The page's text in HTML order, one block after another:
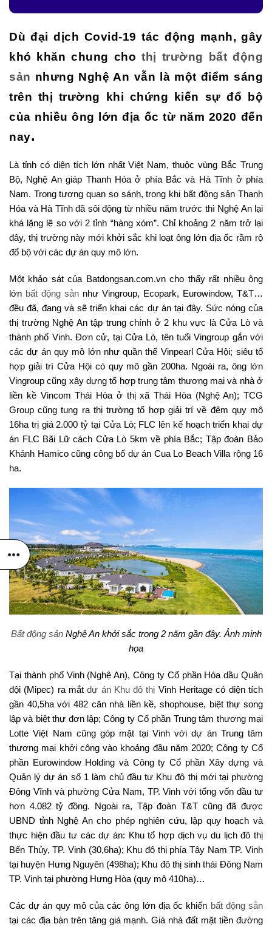
Dù đại dịch Covid-19 tác động mạnh, gây
khó khăn chung chothị trường bất động
sản nhưng Nghệ An vẫn là một điểm sáng
trên thị trường khi chứng kiến sự đổ bộ
của nhiều ông lớn địa ốc từ năm 2020 đến
nay.
Là tỉnh có diện tích lớn nhất Việt Nam, thuộc vùng Bắc Trung
Bộ, Nghệ An giáp Thanh Hóa ở phía Bắc và Hà Tĩnh ở phía
Nam. Trong tương quan so sánh, trong khi bất động sản Thanh
Hóa và Hà Tĩnh đã sôi động từ nhiều năm trước thì Nghệ An lại
khá lặng lẽ so với 2 tỉnh “hàng xóm”. Chỉ khoảng 2 năm trở lại
đây, thị trường này mới khởi sắc khi loạt ông lớn địa ốc rầm rộ
đổ bộ với các dự án quy mô lớn.
Một khảo sát của Batdongsan.com.vn cho thấy rất nhiều ông
lớn bất động sản như Vingroup, Ecopark, Eurowindow, T&T…
đều đã, đang và sẽ triển khai các dự án tại đây. Sức nóng của
thị trường Nghệ An tập trung chính ở 2 khu vực là Cửa Lò và
thành phố Vinh. Đơn cử, tại Cửa Lò, tên tuổi Vingroup gắn với
các dự án quy mô lớn như quần thể Vinpearl Cửa Hội; siêu tổ
hợp giải trí Cửa Hội có quy mô gần 200ha. Ngoài ra, ông lớn
Vingroup cũng xây dựng tổ hợp trung tâm thương mại và nhà ở
liền kề Vincom Thái Hòa ở thị xã Thái Hòa (Nghệ An); TCG
Group cũng tung ra thị trường tổ hợp giải trí về đêm quy mô
16ha trị giá 2.000 tỷ tại Cửa Lò; FLC lên kế hoạch triển khai dự
án FLC Bãi Lữ cách Cửa Lò 5km về phía Bắc; Tập đoàn Bảo
Khánh Hamico cũng công bố dự án Cua Lo Beach Villa rộng 16
ha.
Bất động sảnNghệ An khởi sắc trong 2 năm gần đây. Ảnh minh
họa
Tại thành phố Vinh (Nghệ An), Công ty Cổ phần Hóa dầu Quân
đội (Mipec) ra mắtdự án Khu đô thị Vinh Heritage có diện tích
gần 40,5ha với 482 căn nhà liền kề, shophouse, biệt thự song
lập và biệt thự đơn lập; Công ty Cổ phần Trung tâm thương mại
Lotte Việt Nam cũng góp mặt tại Vinh với dự án Trung tâm
thương mại khởi công vào khoảng đầu năm 2020; Công ty Cổ
phần Eurowindow Holding và Công ty Cổ phần Xây dựng và
Quản lý dự án số 1 làm chủ đầu tư Khu đô thị mới tại phường
Đông Vĩnh và phường Cửa Nam, TP. Vinh với tổng vốn đầu tư
hơn 4.082 tỷ đồng. Ngoài ra, Tập đoàn T&T cũng đã được
UBND tỉnh Nghệ An cho phép nghiên cứu, lập quy hoạch và
thực hiện đầu tư các dự án: Khu tổ hợp dịch vụ du lịch đô thị
Bến Thủy, TP. Vinh (30,6ha); Khu đô thị phía Tây Nam TP. Vinh
tại huyện Hưng Nguyên (498ha); Khu đô thị sinh thái Đông Nam
TP. Vinh tại phường Hưng Hòa (quy mô 410ha)…
Các dự án quy mô của các ông lớn địa ốc khiến bất động sản
tại các địa bàn trên tăng giá mạnh. Giá nhà đất mặt tiền đường